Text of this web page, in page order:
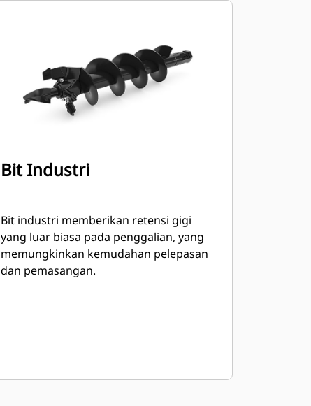
Bit Industri
Bit industri memberikan retensi gigi
yang luar biasa pada penggalian, yang
memungkinkan kemudahan pelepasan
dan pemasangan.